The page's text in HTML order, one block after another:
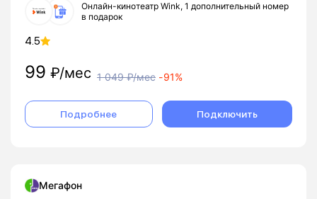
Онлайн-кинотеатр Wink, 1 дополнительный номер
в подарок
4.5
99 ₽/мес 1 049₽/мес -91%
Подробнее Подключить
Мегафон